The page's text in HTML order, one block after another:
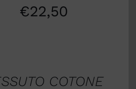
€22,50
COTONE